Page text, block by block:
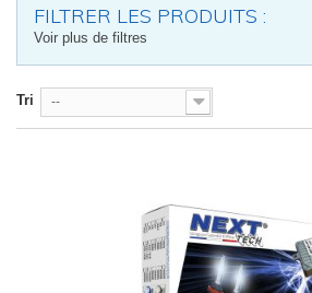
FILTRER LES PRODUITS :
Voir plus de filtres
Tri --